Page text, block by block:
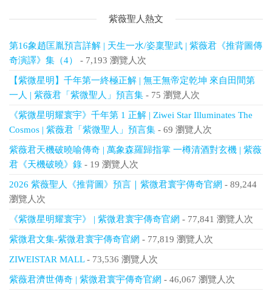
紫薇聖人熱文
第16象趙匡胤預言詳解 | 天生一水/姿稟聖武 | 紫薇君《推背圖傳
奇演譯》集（4）
- 7,193 瀏覽人次
【紫微星明】千年第一終極正解 | 無王無帝定乾坤 來自田間第
一人 | 紫薇君「紫微聖人」預言集 - 75 瀏覽人次
《紫微星明耀寰宇》千年第 1 正解 | Ziwei Star Illuminates The
Cosmos | 紫薇君「紫微聖人」預言集 - 69 瀏覽人次
紫薇君天機破曉喻傳奇 | 萬象森羅歸指掌 一樽清酒對玄機 | 紫薇
君《天機破曉》錄 - 19 瀏覽人次
2026 紫薇聖人《推背圖》預言｜紫微君寰宇傳奇官網 - 89,244
瀏覽人次
《紫微星明耀寰宇》 | 紫微君寰宇傳奇官網 - 77,841 瀏覽人次
紫微君文集-紫微君寰宇傳奇官網 - 77,819 瀏覽人次
ZIWEISTAR MALL- 73,536 瀏覽人次
紫薇君濟世傳奇 | 紫微君寰宇傳奇官網 - 46,067 瀏覽人次